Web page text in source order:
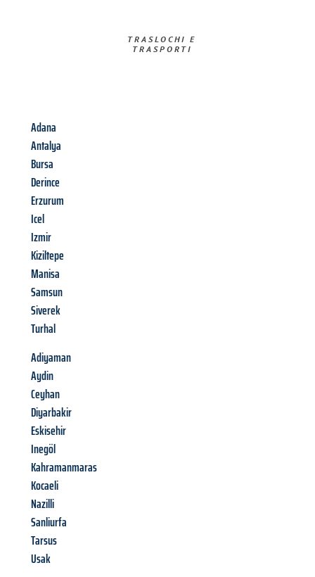
TRASLOCHI E
TRASPORTI​
Adana
Antalya
Bursa
Derince
Erzurum
Icel
Izmir
Kiziltepe
Manisa
Samsun
Siverek
Turhal
Adiyaman
Aydin
Ceyhan
Diyarbakir
Eskisehir
Inegöl
Kahramanmaras
Kocaeli
Nazilli
Sanliurfa
Tarsus
Usak